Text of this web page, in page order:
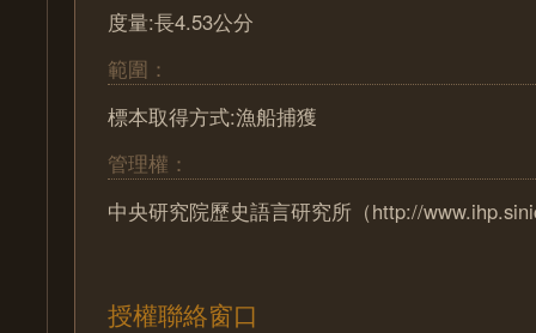
度量:長4.53公分
範圍：
標本取得方式:漁船捕獲
管理權：
中央研究院歷史語言研究所（http://
授權聯絡窗口